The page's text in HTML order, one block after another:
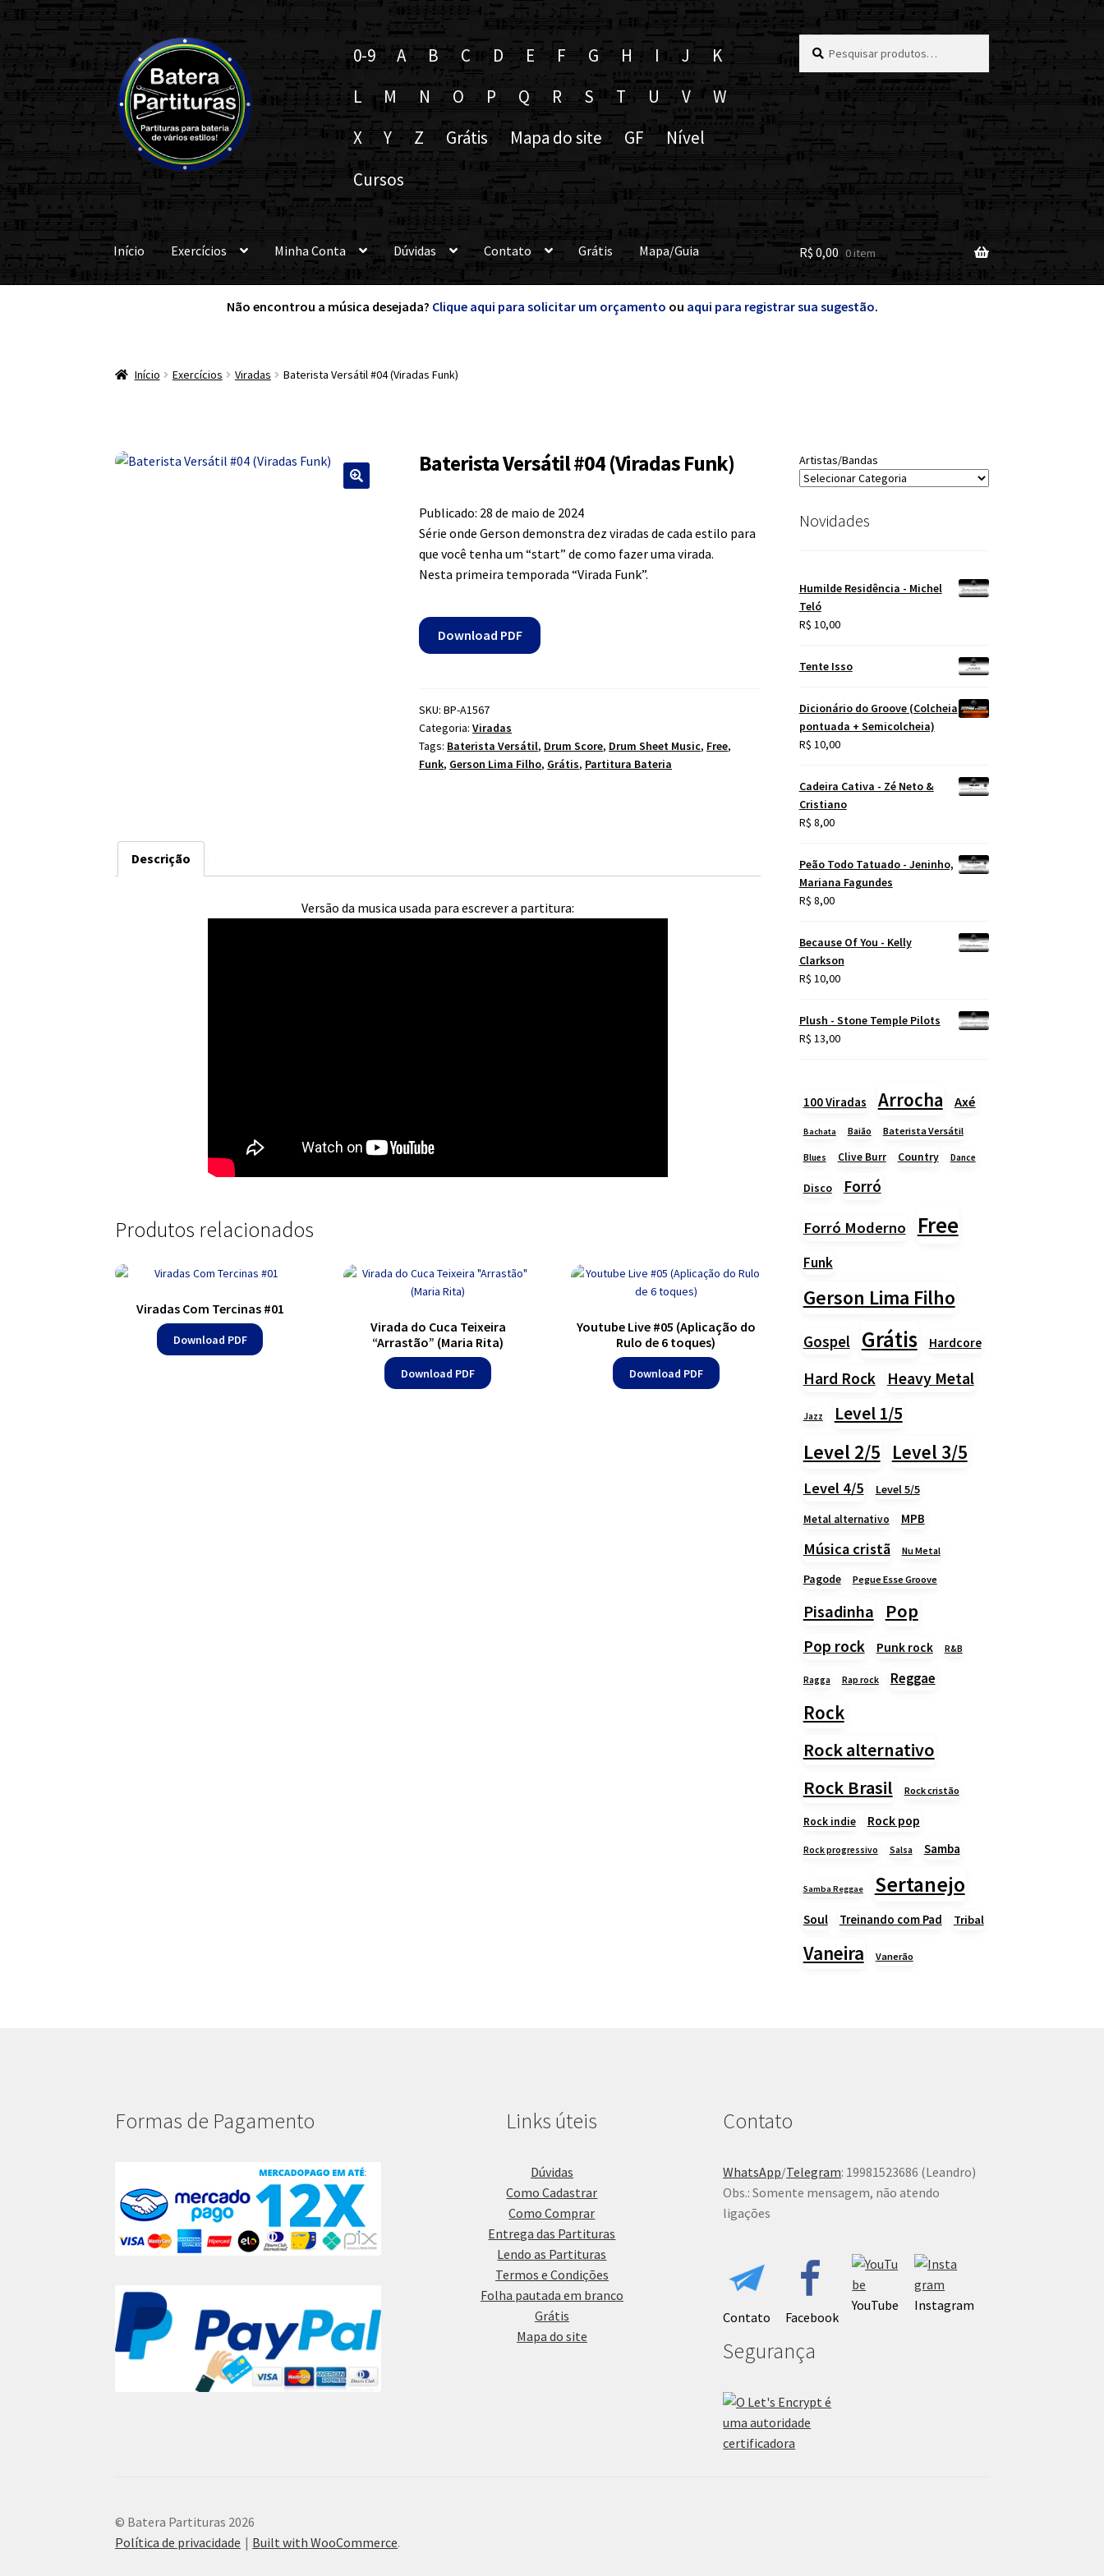
Pular
para
navegação
Pular
para
o
conteúdo
0-9 A B C D E F G H I J
K
L
M N O P Q R S T U V
W
X
Y Z Grátis Mapa do site GF
Nível
Cursos
por:
Início Exercícios Minha Conta Dúvidas Contato Grátis Mapa/Guia R$ 0,00 0 item
Não encontrou a música desejada? Clique aqui para solicitar um orçamento ou aqui para registrar sua sugestão.
Início Exercícios Viradas Baterista Versátil #04 (Viradas Funk)
Baterista Versátil #04 (Viradas Funk)
Publicado: 28 de maio de 2024
Série onde Gerson demonstra dez viradas de cada estilo para
que você tenha um “start” de como fazer uma virada.
Nesta primeira temporada “Virada Funk”.
Download PDF
SKU:BP-A1567
Categoria:Viradas
Tags: Baterista Versátil, Drum Score, Drum Sheet Music, Free,
Funk, Gerson Lima Filho, Grátis, Partitura Bateria
Descrição
Versão da musica usada para escrever a partitura:
Produtos relacionados
Viradas Com Tercinas #01
Download PDF
Virada do Cuca Teixeira
“Arrastão” (Maria Rita)
Download PDF
Youtube Live #05 (Aplicação do
Rulo de 6 toques)
Download PDF
Artistas/Bandas
Novidades
Humilde Residência - Michel
Teló
R$ 10,00
Tente Isso
Dicionário do Groove (Colcheia
pontuada + Semicolcheia)
R$ 10,00
Cadeira Cativa - Zé Neto &
Cristiano
R$ 8,00
Peão Todo Tatuado - Jeninho,
Mariana Fagundes
R$ 8,00
Because Of You - Kelly
Clarkson
R$ 10,00
Plush - Stone Temple Pilots
R$ 13,00
100 Viradas Arrocha Axé
Bachata Baião Baterista Versátil
Blues Clive Burr Country Dance
Disco Forró
Forró Moderno Free
Funk
Gerson Lima Filho
Gospel Grátis Hardcore
Hard Rock Heavy Metal
Jazz Level 1/5
Level 2/5 Level 3/5
Level 4/5 Level 5/5
Metal alternativo MPB
Música cristã Nu Metal
Pagode Pegue Esse Groove
Pisadinha Pop
Pop rock Punk rock R&B
Ragga Rap rock Reggae
Rock
Rock alternativo
Rock Brasil
Rock cristão
Rock indie Rock pop
Rock progressivo Salsa Samba
Samba Reggae Sertanejo
Soul Treinando com Pad Tribal
Vaneira Vanerão
Formas de Pagamento Links úteis
Dúvidas
Como Cadastrar
Como Comprar
Entrega das Partituras
Lendo as Partituras
Termos e Condições
Folha pautada em branco
Grátis
Mapa do site
Contato
WhatsApp/Telegram: 19981523686 (Leandro)
Obs.: Somente mensagem, não atendo
ligações
Contato Facebook
YouTube Instagram
Segurança
© Batera Partituras 2026
Política de privacidade
Built with WooCommerce.